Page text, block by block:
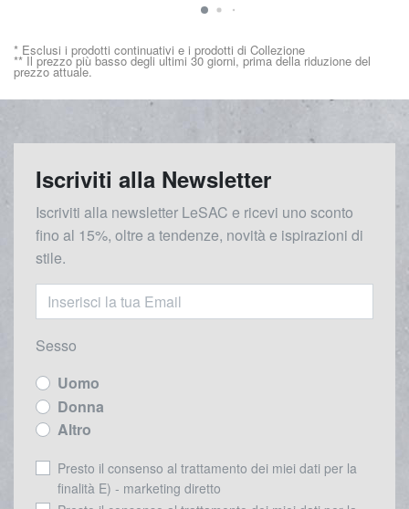
* Esclusi i prodotti continuativi e i prodotti di Collezione
** Il prezzo più basso degli ultimi 30 giorni, prima della riduzione del
prezzo attuale.
Iscriviti alla Newsletter
Iscriviti alla newsletter LeSAC e ricevi uno sconto
fino al 15%, oltre a tendenze, novità e ispirazioni di
stile.
Sesso
Uomo
Donna
Altro
Presto il consenso al trattamento dei miei dati per la
finalità E) - marketing diretto